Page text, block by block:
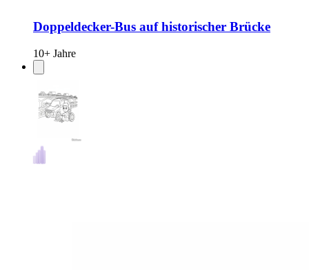
Doppeldecker-Bus auf historischer Brücke
10+ Jahre